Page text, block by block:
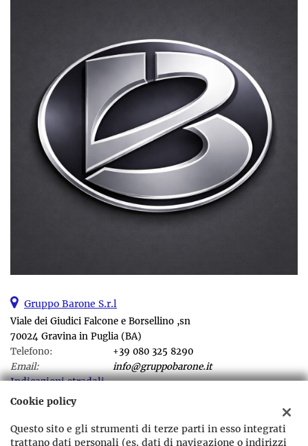
Gruppo Barone S.r.l
Viale dei Giudici Falcone e Borsellino ,sn
70024 Gravina in Puglia (BA)
Telefono:
+39 080 325 8290
Email:
info@gruppobarone.it
Indicazioni stradali
Dati fiscali:
Cookie policy
Questo sito e gli strumenti di terze parti in esso integrati
trattano dati personali (es. dati di navigazione o indirizzi